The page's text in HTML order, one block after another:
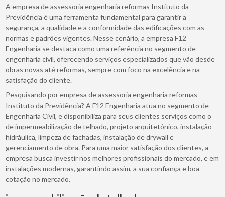
A empresa de assessoria engenharia reformas Instituto da
Previdência é uma ferramenta fundamental para garantir a
segurança, a qualidade e a conformidade das edificações com as
normas e padrões vigentes. Nesse cenário, a empresa F12
Engenharia se destaca como uma referência no segmento de
engenharia civil, oferecendo serviços especializados que vão desde
obras novas até reformas, sempre com foco na excelência e na
satisfação do cliente.
Pesquisando por empresa de assessoria engenharia reformas
Instituto da Previdência? A F12 Engenharia atua no segmento de
Engenharia Civil, e disponibiliza para seus clientes serviços como o
de impermeabilização de telhado, projeto arquitetônico, instalação
hidráulica, limpeza de fachadas, instalação de drywall e
gerenciamento de obra. Para uma maior satisfação dos clientes, a
empresa busca investir nos melhores profissionais do mercado, e em
instalações modernas, garantindo assim, a sua confiança e boa
cotação no mercado.